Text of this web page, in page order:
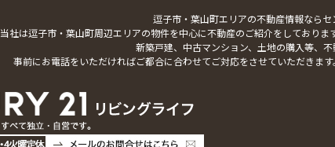
逗子市・葉山町エリアの不動産情報なら
当社は逗子市・葉山町周辺エリアの物件を中心に不動産のご紹介をしておりま
新築戸建、中古マンション、土地の購入等、
事前にお電話をいただければご都合に合わせてご対応をさせていただきま